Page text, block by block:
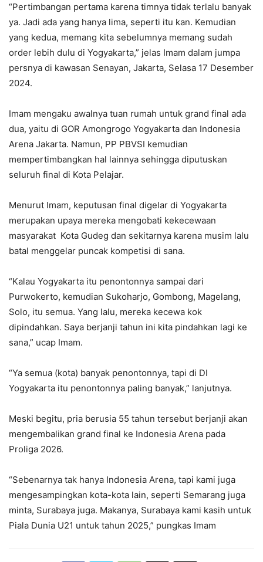
“Pertimbangan pertama karena timnya tidak terlalu banyak
ya. Jadi ada yang hanya lima, seperti itu kan. Kemudian
yang kedua, memang kita sebelumnya memang sudah
order lebih dulu di Yogyakarta,” jelas Imam dalam jumpa
persnya di kawasan Senayan, Jakarta, Selasa 17 Desember
2024.
Imam mengaku awalnya tuan rumah untuk grand final ada
dua, yaitu di GOR Amongrogo Yogyakarta dan Indonesia
Arena Jakarta. Namun, PP PBVSI kemudian
mempertimbangkan hal lainnya sehingga diputuskan
seluruh final di Kota Pelajar.
Menurut Imam, keputusan final digelar di Yogyakarta
merupakan upaya mereka mengobati kekecewaan
masyarakat Kota Gudeg dan sekitarnya karena musim lalu
batal menggelar puncak kompetisi di sana.
“Kalau Yogyakarta itu penontonnya sampai dari
Purwokerto, kemudian Sukoharjo, Gombong, Magelang,
Solo, itu semua. Yang lalu, mereka kecewa kok
dipindahkan. Saya berjanji tahun ini kita pindahkan lagi ke
sana,” ucap Imam.
“Ya semua (kota) banyak penontonnya, tapi di DI
Yogyakarta itu penontonnya paling banyak,” lanjutnya.
Meski begitu, pria berusia 55 tahun tersebut berjanji akan
mengembalikan grand final ke Indonesia Arena pada
Proliga 2026.
“Sebenarnya tak hanya Indonesia Arena, tapi kami juga
mengesampingkan kota-kota lain, seperti Semarang juga
minta, Surabaya juga. Makanya, Surabaya kami kasih untuk
Piala Dunia U21 untuk tahun 2025,” pungkas Imam